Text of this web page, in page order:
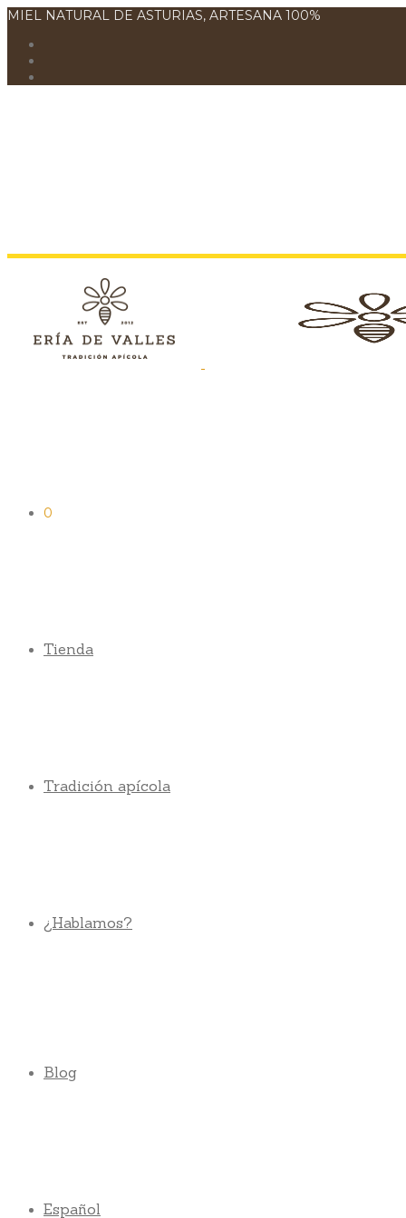
MIEL NATURAL DE ASTURIAS, ARTESANA 100%
0
Tienda
Tradición apícola
¿Hablamos?
Blog
Español